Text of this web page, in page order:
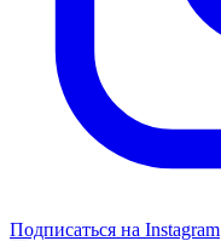
Подписаться на Instagram